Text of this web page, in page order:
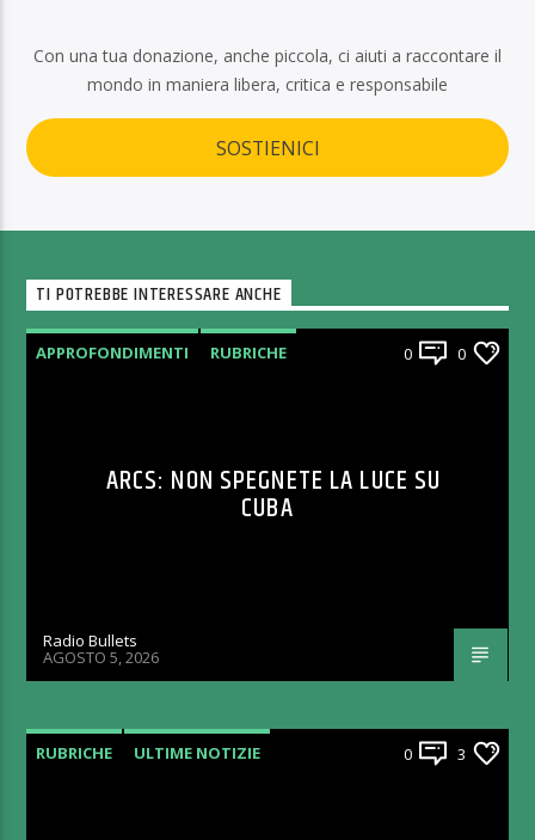
Con una tua donazione, anche piccola, ci aiuti a raccontare il
mondo in maniera libera, critica e responsabile
SOSTIENICI
TI POTREBBE INTERESSARE ANCHE
APPROFONDIMENTI RUBRICHE 0 0
ARCS: NON SPEGNETE LA LUCE SU
CUBA
Radio Bullets
AGOSTO 5, 2026
RUBRICHE ULTIME NOTIZIE 0 3